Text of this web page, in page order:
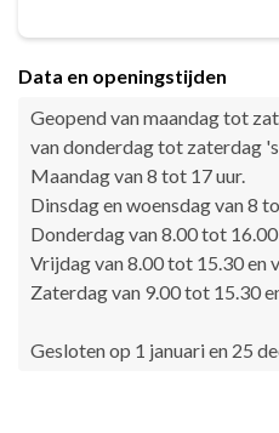
Data en openingstijden
Geopend van maandag tot
van donderdag tot zaterdag
Maandag van 8 tot 17 uur.
Dinsdag en woensdag van 8
Donderdag van 8.00 tot
Vrijdag van 8.00 tot 15.30 en
Zaterdag van 9.00 tot 15.30
Gesloten op 1 januari en 25